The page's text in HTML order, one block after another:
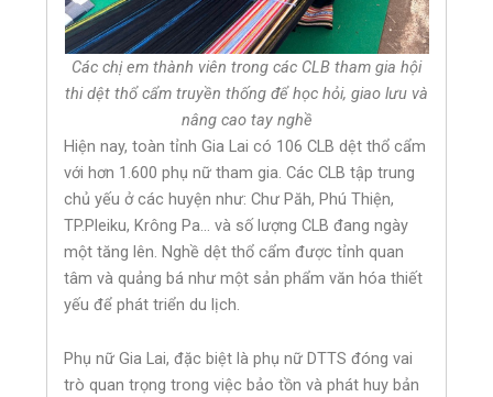
Các chị em thành viên trong các CLB tham gia hội
thi dệt thổ cẩm truyền thống để học hỏi, giao lưu và
nâng cao tay nghề
Hiện nay, toàn tỉnh Gia Lai có 106 CLB dệt thổ cẩm
với hơn 1.600 phụ nữ tham gia. Các CLB tập trung
chủ yếu ở các huyện như: Chư Păh, Phú Thiện,
TP.Pleiku, Krông Pa… và số lượng CLB đang ngày
một tăng lên. Nghề dệt thổ cẩm được tỉnh quan
tâm và quảng bá như một sản phẩm văn hóa thiết
yếu để phát triển du lịch.
Phụ nữ Gia Lai, đặc biệt là phụ nữ DTTS đóng vai
trò quan trọng trong việc bảo tồn và phát huy bản